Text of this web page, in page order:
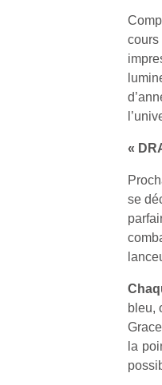
cours
«
se
bleu,
la